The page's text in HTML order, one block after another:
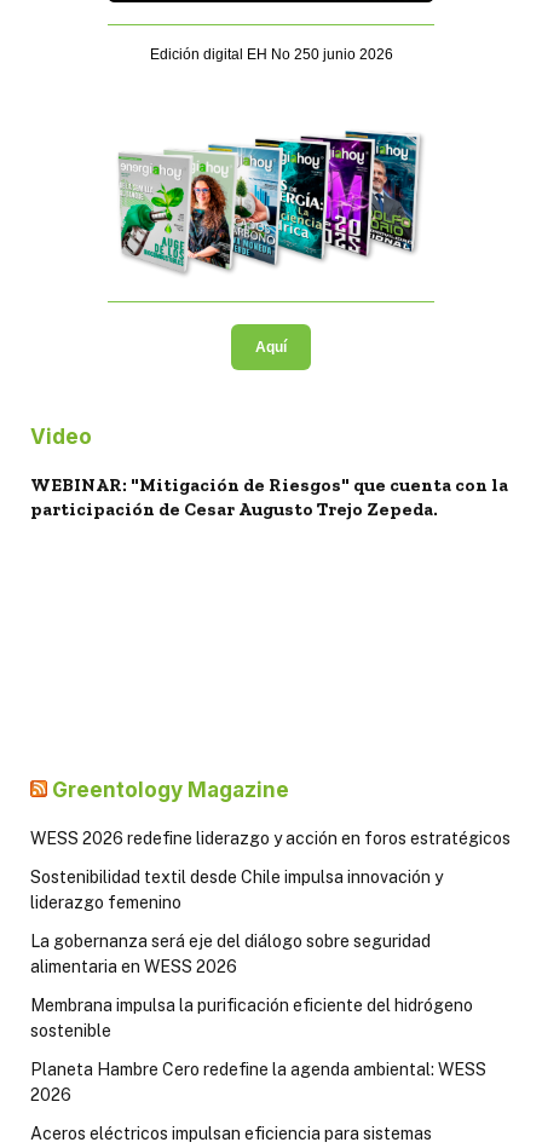
Edición digital EH No 250 junio 2026
Aquí
Video
WEBINAR: "Mitigación de Riesgos" que cuenta con la
participación de Cesar Augusto Trejo Zepeda.
Greentology Magazine
WESS 2026 redefine liderazgo y acción en foros estratégicos
Sostenibilidad textil desde Chile impulsa innovación y
liderazgo femenino
La gobernanza será eje del diálogo sobre seguridad
alimentaria en WESS 2026
Membrana impulsa la purificación eficiente del hidrógeno
sostenible
Planeta Hambre Cero redefine la agenda ambiental: WESS
2026
Aceros eléctricos impulsan eficiencia para sistemas